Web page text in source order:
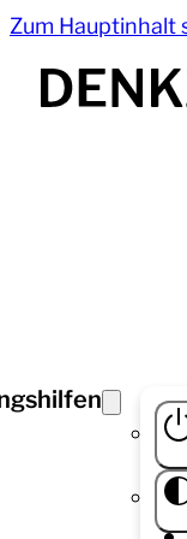
Zum Hauptinhalt